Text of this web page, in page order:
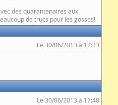
des quarantenaires aux
de trucs pour les gosses!
Le 30/06/2013 à 12:33
Le 30/06/2013 à 17:48